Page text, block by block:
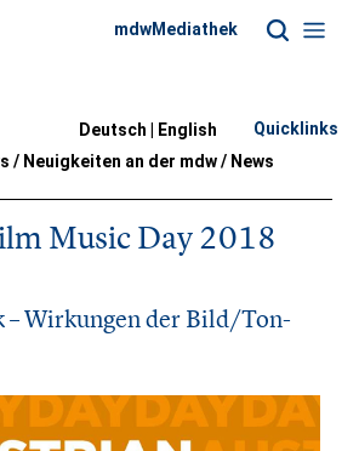
/ Neuigkeiten an der mdw/ News
mdwMediathek
Deutsch | English Quicklinks
Music Day 2018
– Wirkungen der Bild/Ton-